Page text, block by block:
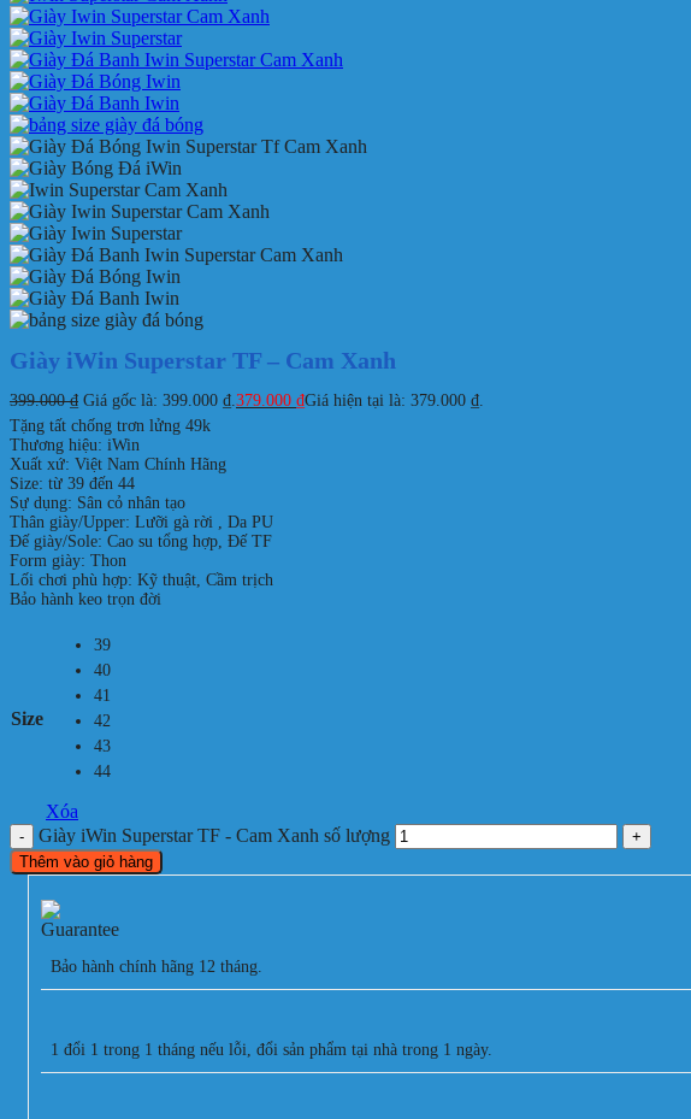
Giày iWin Superstar TF – Cam Xanh
399.000₫ Giá gốc là: 399.000 ₫. 379.000 ₫Giá hiện tại là: 379.000 ₫.
Tặng tất chống trơn lửng 49k
Thương hiệu: iWin
Xuất xứ: Việt Nam Chính Hãng
Size: từ 39 đến 44
Sự dụng: Sân cỏ nhân tạo
Thân giày/Upper: Lưỡi gà rời , Da PU
Đế giày/Sole: Cao su tổng hợp, Đế TF
Form giày: Thon
Lối chơi phù hợp: Kỹ thuật, Cầm trịch
Bảo hành keo trọn đời
Size
39
40
41
42
43
44
Xóa
Giày iWin Superstar TF - Cam Xanh số lượng
Thêm vào giỏ hàng
Bảo hành chính hãng 12 tháng.
1 đổi 1 trong 1 tháng nếu lỗi, đổi sản phẩm tại nhà trong 1 ngày.